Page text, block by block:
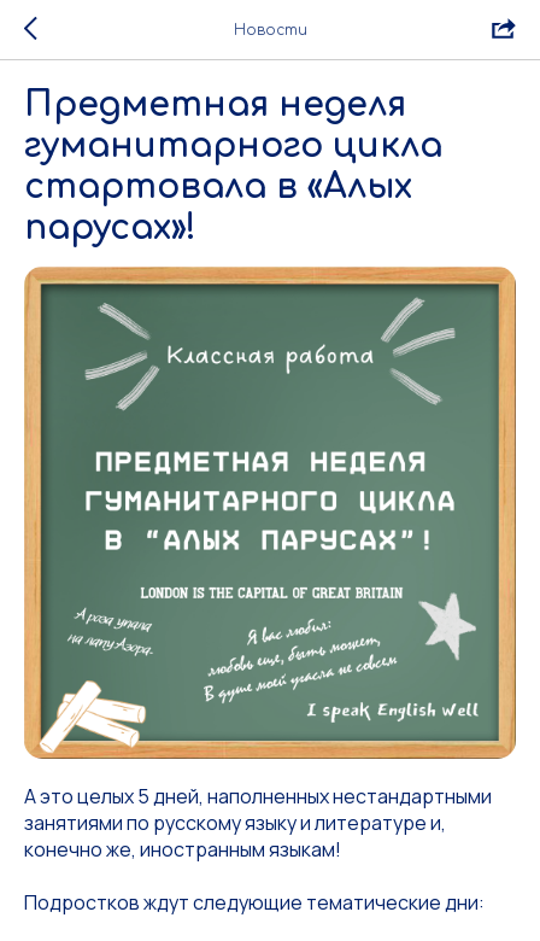
Новости
Предметная неделя
гуманитарного цикла
стартовала в «Алых
парусах»!
А это целых 5 дней, наполненных нестандартными
занятиями по русскому языку и литературе и,
конечно же, иностранным языкам!
Подростков ждут следующие тематические дни: